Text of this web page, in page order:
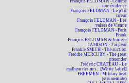
François FELDMAN - Comme
une évidence
François FELDMAN - Le p'tit
cireur
François FELDMAN - Les
valses de Vienne
François FELDMAN - Petit
Frank
François FELDMAN & Joniece
JAMISON - J'ai peur
Frankie SMITH - The auction
Freddie MERCURY - The great
pretender
Frédéric CHATEAU - Le
malheur des uns... [White Label]
FREEMEN - Military beat
(strumentale)